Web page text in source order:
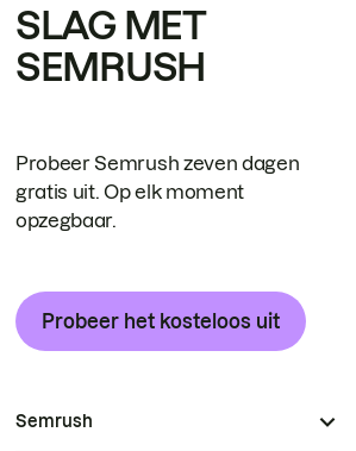
SLAG MET
SEMRUSH
Probeer Semrush zeven dagen
gratis uit. Op elk moment
opzegbaar.
Probeer het kosteloos uit
Semrush